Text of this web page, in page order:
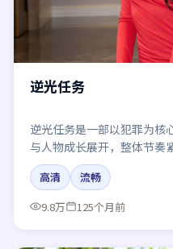
逆光任务
逆光任务是一部以犯罪为核
与人物成长展开，整体节奏
高清
流畅
9.8万
125个月前